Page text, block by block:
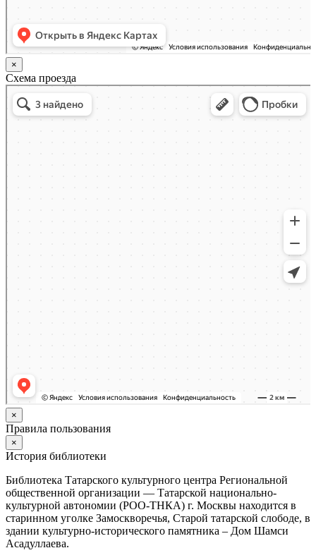
×
Схема проезда
Малый Татарский переулок, 8 на карте Москвы, ближайшее метро Новокузнецкая —
Яндекс.Карты
×
Правила пользования
×
История библиотеки
Библиотека Татарского культурного центра Региональной
общественной организации — Татарской национально-
культурной автономии (РОО-ТНКА) г. Москвы находится в
старинном уголке Замоскворечья, Старой татарской слободе, в
здании культурно-исторического памятника – Дом Шамси
Асадуллаева.